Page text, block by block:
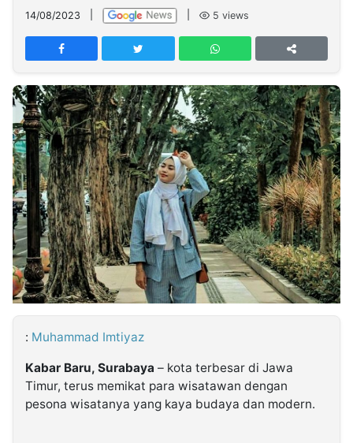
Network
PT
TREETAN
MULTIMEDIA
INDONESIA
Partner
Insight
NTB
Suara
Time
Lens
IDN
Daily
Jogja
Jalan
Rakyat
Idealita
News
Kita
Notice
Dinamikapost.com
Radar
Baru
Seedbacklink
Follow
Kabarbaru
14/08/2023 5 views
: Muhammad Imtiyaz
Kabar Baru, Surabaya – kota terbesar di Jawa
Timur, terus memikat para wisatawan dengan
pesona wisatanya yang kaya budaya dan modern.